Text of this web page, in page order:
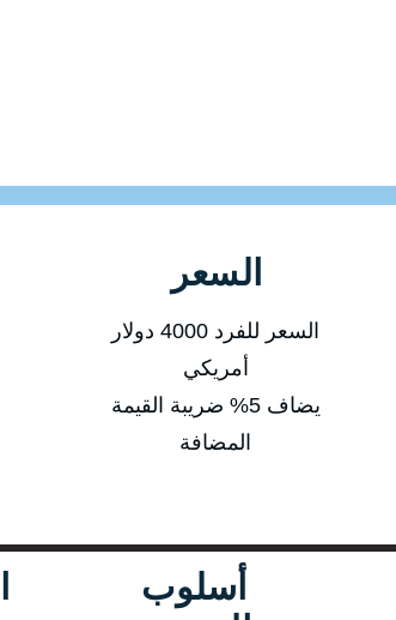
السعر
السعر للفرد 4000 دولار
أمريكي
يضاف 5% ضريبة القيمة
المضافة
أسلوب